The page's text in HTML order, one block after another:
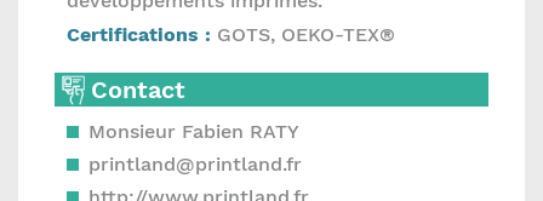
Certifications : GOTS, OEKO-TEX®
Contact
Monsieur Fabien RATY
printland@printland.fr